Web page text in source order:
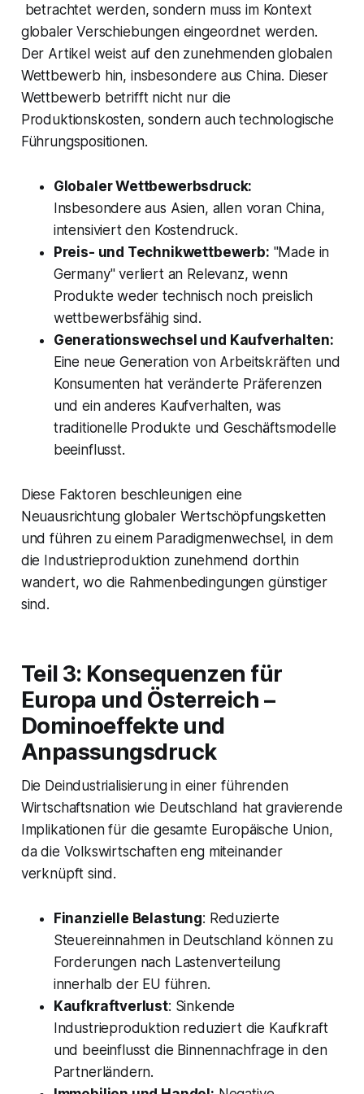
betrachtet werden, sondern muss im Kontext
globaler Verschiebungen eingeordnet werden.
Der Artikel weist auf den zunehmenden globalen
Wettbewerb hin, insbesondere aus China. Dieser
Wettbewerb betrifft nicht nur die
Produktionskosten, sondern auch technologische
Führungspositionen.
Globaler Wettbewerbsdruck:
Insbesondere aus Asien, allen voran China,
intensiviert den Kostendruck.
Preis- und Technikwettbewerb: "Made in
Germany" verliert an Relevanz, wenn
Produkte weder technisch noch preislich
wettbewerbsfähig sind.
Generationswechsel und Kaufverhalten:
Eine neue Generation von Arbeitskräften und
Konsumenten hat veränderte Präferenzen
und ein anderes Kaufverhalten, was
traditionelle Produkte und Geschäftsmodelle
beeinflusst.
Diese Faktoren beschleunigen eine
Neuausrichtung globaler Wertschöpfungsketten
und führen zu einem Paradigmenwechsel, in dem
die Industrieproduktion zunehmend dorthin
wandert, wo die Rahmenbedingungen günstiger
sind.
Teil 3: Konsequenzen für
Europa und Österreich –
Dominoeffekte und
Anpassungsdruck
Die Deindustrialisierung in einer führenden
Wirtschaftsnation wie Deutschland hat gravierende
Implikationen für die gesamte Europäische Union,
da die Volkswirtschaften eng miteinander
verknüpft sind.
Finanzielle Belastung: Reduzierte
Steuereinnahmen in Deutschland können zu
Forderungen nach Lastenverteilung
innerhalb der EU führen.
Kaufkraftverlust: Sinkende
Industrieproduktion reduziert die Kaufkraft
und beeinflusst die Binnennachfrage in den
Partnerländern.